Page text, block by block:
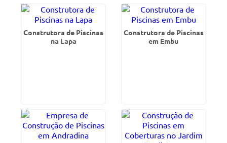
Construtora de Piscinas
na Lapa
Construtora de Piscinas
em Embu